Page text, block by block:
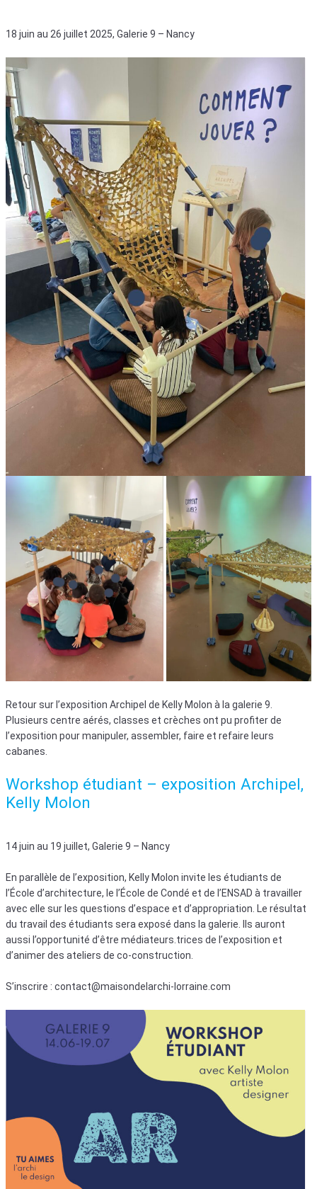
18 juin au 26 juillet 2025, Galerie 9 – Nancy
Retour sur l’exposition Archipel de Kelly Molon à la galerie 9.
Plusieurs centre aérés, classes et crèches ont pu profiter de
l’exposition pour manipuler, assembler, faire et refaire leurs
cabanes.
Workshop étudiant – exposition Archipel,
Kelly Molon
14 juin au 19 juillet, Galerie 9 – Nancy
En parallèle de l’exposition, Kelly Molon invite les étudiants de
l’École d’architecture, le l’École de Condé et de l’ENSAD à travailler
avec elle sur les questions d’espace et d’appropriation. Le résultat
du travail des étudiants sera exposé dans la galerie. Ils auront
aussi l’opportunité d’être médiateurs.trices de l’exposition et
d’animer des ateliers de co-construction.
S’inscrire : contact@maisondelarchi-lorraine.com